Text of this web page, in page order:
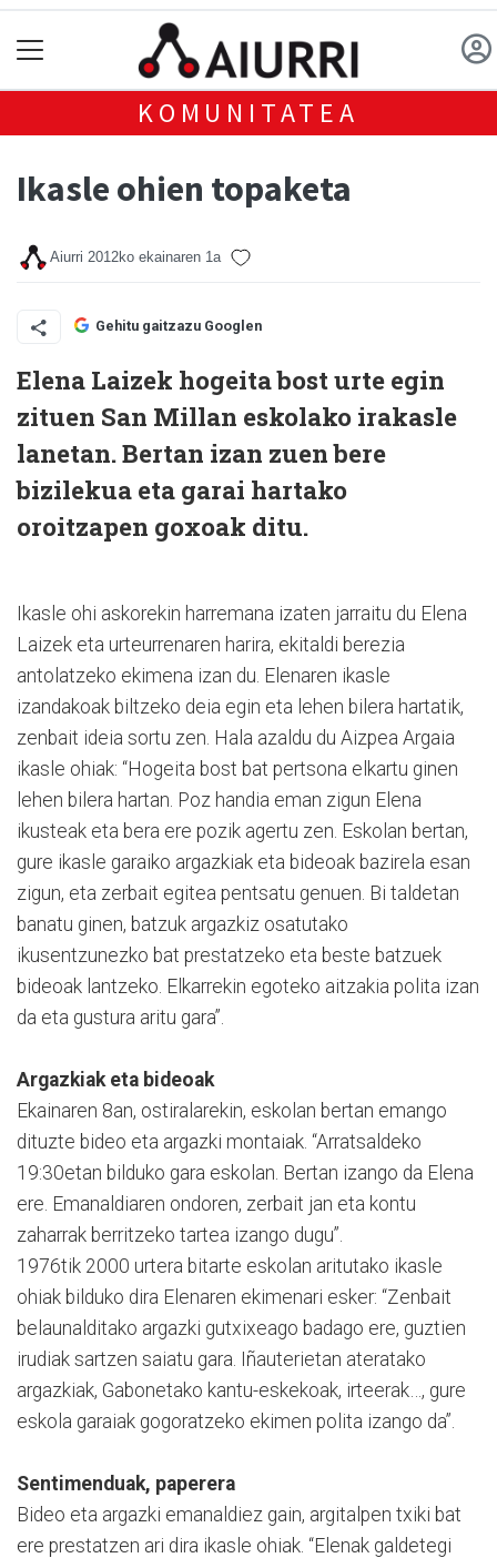
KOMUNITATEA
Ikasle ohien topaketa
Aiurri 2012ko ekainaren 1a
Gehitu gaitzazu Googlen
Elena Laizek hogeita bost urte egin
zituen San Millan eskolako irakasle
lanetan. Bertan izan zuen bere
bizilekua eta garai hartako
oroitzapen goxoak ditu.
Ikasle ohi askorekin harremana izaten jarraitu du Elena
Laizek eta urteurrenaren harira, ekitaldi berezia
antolatzeko ekimena izan du. Elenaren ikasle
izandakoak biltzeko deia egin eta lehen bilera hartatik,
zenbait ideia sortu zen. Hala azaldu du Aizpea Argaia
ikasle ohiak: “Hogeita bost bat pertsona elkartu ginen
lehen bilera hartan. Poz handia eman zigun Elena
ikusteak eta bera ere pozik agertu zen. Eskolan bertan,
gure ikasle garaiko argazkiak eta bideoak bazirela esan
zigun, eta zerbait egitea pentsatu genuen. Bi taldetan
banatu ginen, batzuk argazkiz osatutako
ikusentzunezko bat prestatzeko eta beste batzuek
bideoak lantzeko. Elkarrekin egoteko aitzakia polita izan
da eta gustura aritu gara”.
Argazkiak eta bideoak
Ekainaren 8an, ostiralarekin, eskolan bertan emango
dituzte bideo eta argazki montaiak. “Arratsaldeko
19:30etan bilduko gara eskolan. Bertan izango da Elena
ere. Emanaldiaren ondoren, zerbait jan eta kontu
zaharrak berritzeko tartea izango dugu”.
1976tik 2000 urtera bitarte eskolan aritutako ikasle
ohiak bilduko dira Elenaren ekimenari esker: “Zenbait
belaunalditako argazki gutxixeago badago ere, guztien
irudiak sartzen saiatu gara. Iñauterietan ateratako
argazkiak, Gabonetako kantu-eskekoak, irteerak…, gure
eskola garaiak gogoratzeko ekimen polita izango da”.
Sentimenduak, paperera
Bideo eta argazki emanaldiez gain, argitalpen txiki bat
ere prestatzen ari dira ikasle ohiak. “Elenak galdetegi